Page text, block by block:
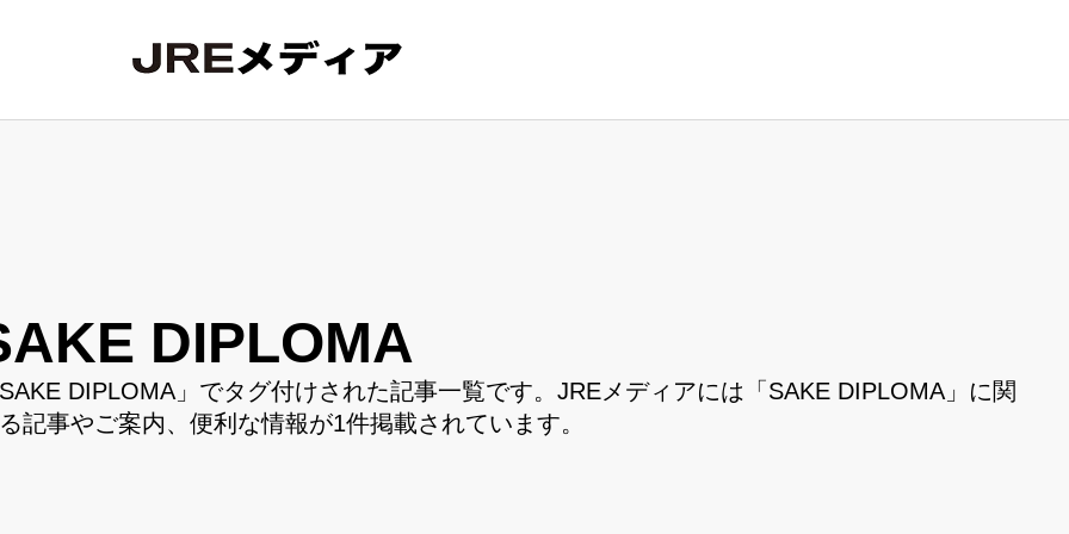
DIPLOMA
DIPLOMA」でタグ付けされた記事一覧です。JREメディアには「SAKE DIPLOMA」に関
記事やご案内、便利な情報が1件掲載されています。